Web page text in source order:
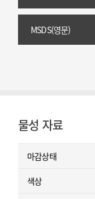
MSDS(영문)
물성 자료
마감상태
색상